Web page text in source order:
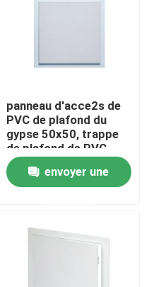
panneau d'acce2s de
PVC de plafond du
gypse 50x50, trappe
de plafond de PVC
envoyer une